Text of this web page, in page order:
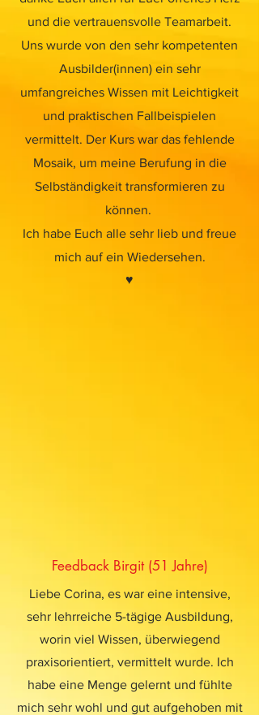
und die vertrauensvolle Teamarbeit.
Uns wurde von den sehr kompetenten
Ausbilder(innen) ein sehr
umfangreiches Wissen mit Leichtigkeit
und praktischen Fallbeispielen
vermittelt. Der Kurs war das fehlende
Mosaik, um meine Berufung in die
Selbständigkeit transformieren zu
können.
Ich habe Euch alle sehr lieb und freue
mich auf ein Wiedersehen.
♥
Feedback Birgit (51 Jahre)
Liebe Corina, es war eine intensive,
sehr lehrreiche 5-tägige Ausbildung,
worin viel Wissen, überwiegend
praxisorientiert, vermittelt wurde. Ich
habe eine Menge gelernt und fühlte
mich sehr wohl und gut aufgehoben mit